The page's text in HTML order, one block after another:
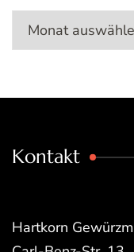
Archives
Kontakt
Hartkorn